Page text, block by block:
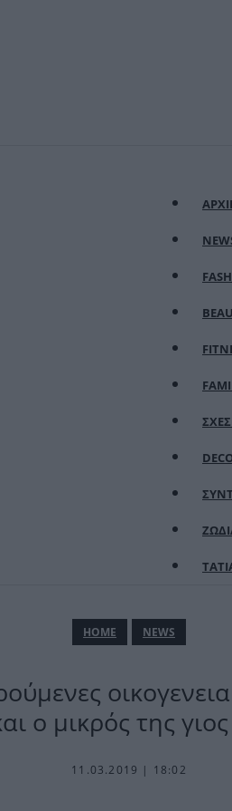
ΗΟΜΕ NEWS
ο μικρός της
11.03.2019 | 18:02